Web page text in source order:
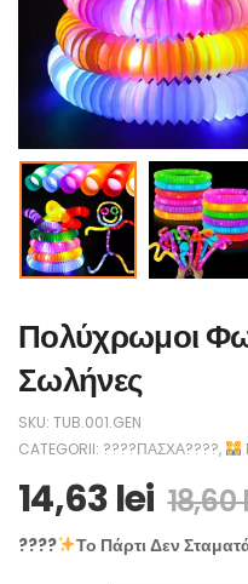
Πολύχρωμοι
Σωλήνες
SKU: TUB.001.GEN
CATEGORII: ????ΠΑΣΧΑ????,
14,63lei 18,60
???? Το Πάρτι Δεν